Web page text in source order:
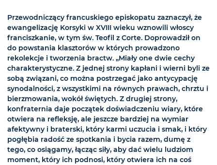
Przewodniczący francuskiego episkopatu zaznaczył, że
ewangelizację Korsyki w XVIII wieku wznowili włoscy
franciszkanie, w tym św. Teofil z Corte. Doprowadził on
do powstania klasztorów w których prowadzono
rekolekcje i tworzenia bractw. „Miały one dwie cechy
charakterystyczne. Z jednej strony kapłani i wierni byli ze
sobą związani, co można postrzegać jako antycypację
synodalności, z wszystkimi na równych prawach, chrztu i
bierzmowania, wokół świętych. Z drugiej strony,
konfraternia daje początek doświadczeniu wiary, które
otwiera na refleksję, ale jeszcze bardziej na wymiar
afektywny i braterski, który karmi uczucia i smak, i który
pogłębia radość ze spotkania i bycia razem, dumę z
tego, co osiągamy, łącząc siły, aby dać wielu ludziom
moment, który ich podnosi, który otwiera ich na coś